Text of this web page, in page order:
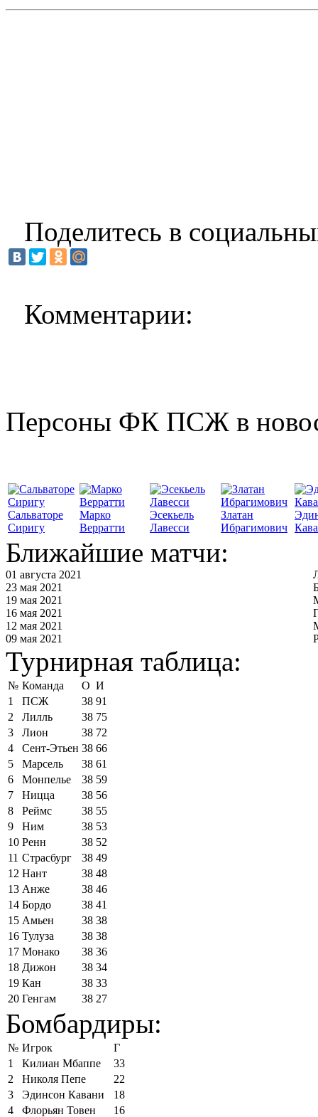
Поделитесь в
Комментарии:
Персоны ФК ПСЖ в
Сальваторе
Сиригу
Марко
Верратти
Эсекьель
Лавесси
Златан
Ибрагимович
Ближайшие матчи:
01 августа 2021
23 мая 2021
19 мая 2021
16 мая 2021
12 мая 2021
09 мая 2021
Турнирная таблица:
№ Команда О И
1
ПСЖ 38 91
2
Лилль 38 75
3
Лион 38 72
4
Сент-Этьен 38 66
5
Марсель 38 61
6
Монпелье 38 59
7
Ницца 38 56
8
Реймс 38 55
9
Ним 38 53
10 Ренн 38 52
11 Страсбург 38 49
12 Нант 38 48
13 Анже 38 46
14 Бордо 38 41
15 Амьен 38 38
16 Тулуза 38 38
17 Монако 38 36
18 Дижон 38 34
19 Кан 38 33
20 Генгам 38 27
Бомбардиры:
№ Игрок
Г
1
Килиан Мбаппе
33
2
Николя Пепе
22
3
Эдинсон Кавани
18
4
Флорьян Товен
16